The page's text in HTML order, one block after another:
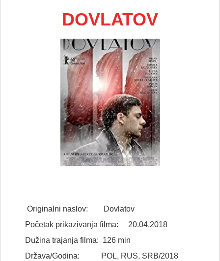
DOVLATOV
Originalni naslov: Dovlatov
Početak prikazivanja filma: 20.04.2018
Dužina trajanja filma: 126 min
Država/Godina: POL, RUS, SRB/2018